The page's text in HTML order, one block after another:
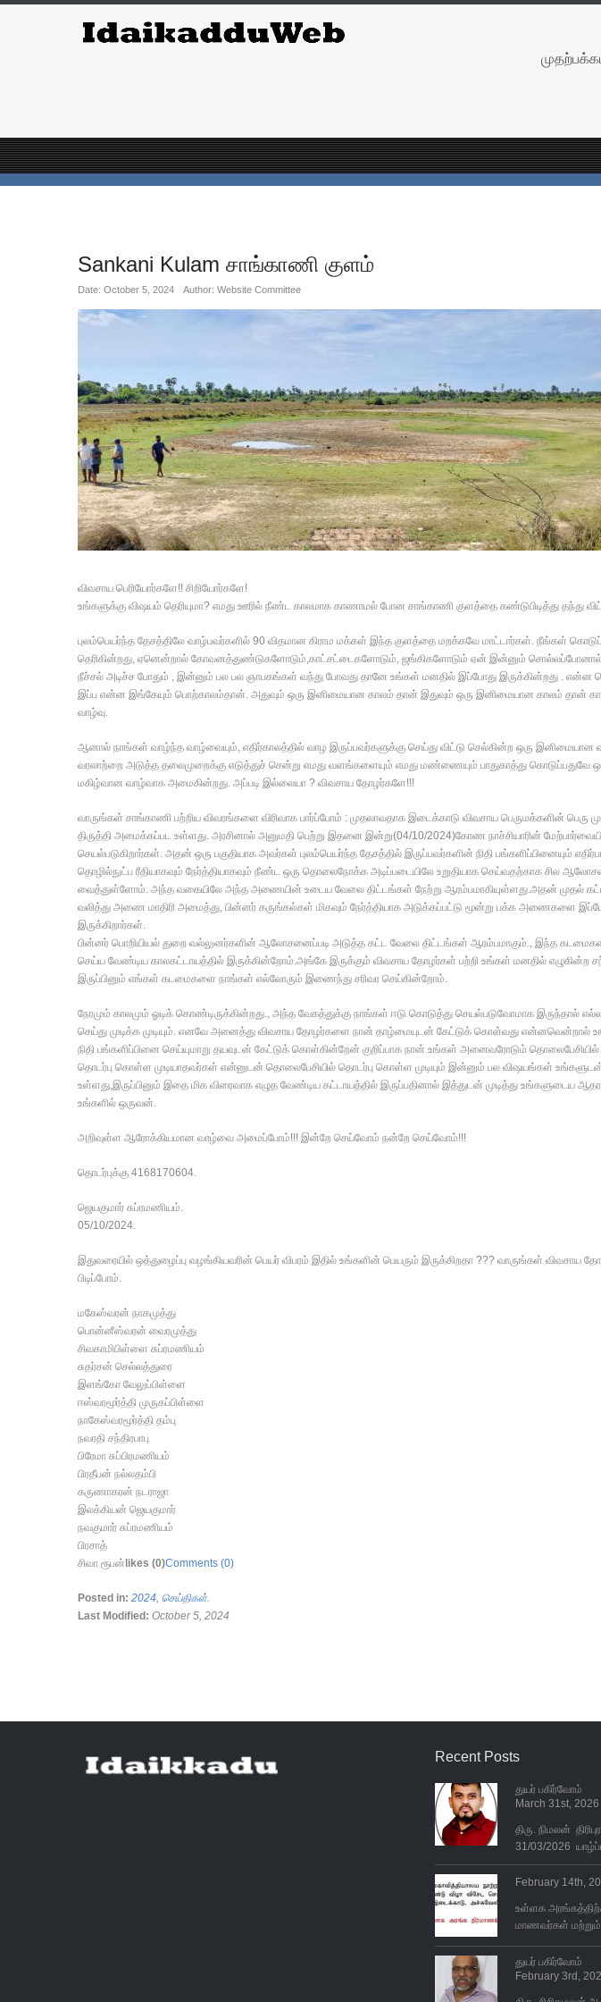
Sankani Kulam சாங்காணி குளம்
Date: October 5, 2024 Author: Website Committee
விவசாய பெரியோர்களே!! சிறியோர்களே!
உங்களுக்கு விஷயம் தெரியுமா? எமது ஊரில் நீண்ட காலமாக காணாமல் போன சாங்காணி குளத்தை கண்டுபிடித்து தந்து
புலம்பெயர்ந்த தேசத்திலே வாழ்பவர்களில் 90 விதமான கிராம மக்கள் இந்த குளத்தை மறக்கவே மாட்டார்கள். நீங்கள்
தெரிகின்றது, ஏனென்றால் கோவனத்துண்டுகளோடும்,காட்சட்டைகளோடும், ஜங்கிகளோடும் ஏன் இன்னும் சொல்லப்போனால்
நீச்சல் அடிச்ச போதும் , இன்னும் பல பல ஞாபகங்கள் வந்து போவது தானே உங்கள் மனதில் இப்போது இருக்கின்றது . என்ன
இப்ப என்ன இங்கேயும் பொற்காலம்தான். அதுவும் ஒரு இனிமையான காலம் தான் இதுவும் ஒரு இனிமையான காலம் தான்
வாழ்வு.
ஆனால் நாங்கள் வாழ்ந்த வாழ்வையும், எதிர்காலத்தில் வாழ இருப்பவர்களுக்கு செய்து விட்டு செல்கின்ற ஒரு
வரலாற்றை அடுத்த தலைமுறைக்கு எடுத்துச் சென்று எமது வளங்களையும் எமது மண்ணையும் பாதுகாத்து கொடுப்பதுவே
மகிழ்வான வாழ்வாக அமைகின்றது. அப்படி இல்லையா ? விவசாய தோழர்களே!!!
வாருங்கள் சாங்காணி பற்றிய விவரங்களை விரிவாக பார்ப்போம் : முதலாவதாக இடைக்காடு விவசாய பெருமக்களின் பெரு
திருத்தி அமைக்கப்பட உள்ளது. அரசினால் அனுமதி பெற்று இதனை இன்று(04/10/2024)கோண நாச்சியாரின்
செயல்படுகிறார்கள். அதன் ஒரு பகுதியாக அவர்கள் புலம்பெயர்ந்த தேசத்தில் இருப்பவர்களின் நிதி பங்களிப்பினையும்
தொழில்நுட்ப ரீதியாகவும் நேர்த்தியாகவும் நீண்ட ஒரு தொலைநோக்க அடிப்படையிலே உறுதியாக செய்வதற்காக சில
வைத்துள்ளோம். அந்த வகையிலே அந்த அணையின் உடைய வேலை திட்டங்கள் நேற்று ஆரம்பமாகியுள்ளது.அதன்
வலித்து அணை மாதிரி அமைத்து, பின்னர் கருங்கல்கள் மிகவும் நேர்த்தியாக அடுக்கப்பட்டு மூன்று பக்க அணைகளை
இருக்கிறார்கள்.
பின்னர் பொறியியல் துறை வல்லுனர்களின் ஆலோசனைப்படி அடுத்த கட்ட வேலை திட்டங்கள் ஆரம்பமாகும்., இந்த
செய்ய வேண்டிய காலகட்டாயத்தில் இருக்கின்றோம்.அங்கே இருக்கும் விவசாய தோழர்கள் பற்றி உங்கள் மனதில் எழுகின்ற
இருப்பினும் எங்கள் கடமைகளை நாங்கள் எல்லோரும் இணைந்து சரிவர செய்கின்றோம்.
நேரமும் காலமும் ஓடிக் கொண்டிருக்கின்றது., அந்த வேகத்துக்கு நாங்கள் ஈடு கொடுத்து செயல்படுவோமாக இருந்தால்
செய்து முடிக்க முடியும். எனவே அனைத்து விவசாய தோழர்களை நான் தாழ்மையுடன் கேட்டுக் கொள்வது என்னவென்றால்
நிதி பங்களிப்பினை செய்யுமாறு தயவுடன் கேட்டுக் கொள்கின்றேன் குறிப்பாக நான் உங்கள் அனைவரோடும்
தொடர்பு கொள்ள முடியாதவர்கள் என்னுடன் தொலைபேசியில் தொடர்பு கொள்ள முடியும் இன்னும் பல விஷயங்கள்
உள்ளது,இருப்பினும் இதை மிக விரைவாக எழுத வேண்டிய கட்டாயத்தில் இருப்பதினால் இத்துடன் முடித்து உங்களுடைய
உங்களில் ஒருவன்.
அறிவுள்ள ஆரோக்கியமான வாழ்வை அமைப்போம்!!! இன்றே செய்வோம் நன்றே செய்வோம்!!!
தொடர்புக்கு 4168170604.
ஜெயகுமார் சுப்ரமணியம்.
05/10/2024.
இதுவரையில் ஒத்துழைப்பு வழங்கியவரின் பெயர் விபரம் இதில் உங்களின் பெயரும் இருக்கிறதா ??? வாருங்கள் விவசாய
பிடிப்போம்.
மகேஸ்வரன் நாகமுத்து
பொன்னீஸ்வரன் வைரமுத்து
சிவகாமிபிள்ளை சுப்ரமணியம்
சுதர்சன் செல்லத்துரை
இளங்கோ வேலுப்பிள்ளை
ஈஸ்வரமூர்த்தி முருகப்பிள்ளை
நாகேஸ்வரமூர்த்தி தம்பு
நவரதி சந்திரபாபு
பிரேமா சுப்பிரமணியம்
பிரதீபன் நல்லதம்பி
கருணாகரன் நடராஜா
இலக்கியன் ஜெயகுமார்
நவகுமார் சுப்ரமணியம்
பிரசாத்
சிவா ரூபன் likes (0)Comments (0)
Posted in: 2024, செய்திகள்.
Last Modified: October 5, 2024
Recent Posts
துயர் பகிர்வோம்
March 31st, 2026
திரு. நிமலன்
31/03/2026
February 14th,
உள்ளக
மாணவர்கள் மற்றும்
துயர் பகிர்வோம்
February 3rd,